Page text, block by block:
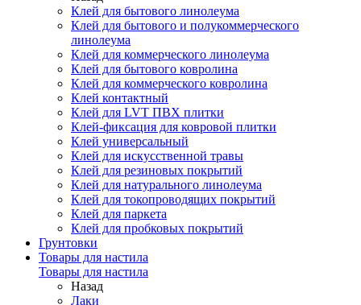
Клей для бытового линолеума
Клей для бытового и полукоммерческого
линолеума
Клей для коммерческого линолеума
Клей для бытового ковролина
Клей для коммерческого ковролина
Клей контактный
Клей для LVT ПВХ плитки
Клей-фиксация для ковровой плитки
Клей универсальный
Клей для искусственной травы
Клей для резиновых покрытий
Клей для натурального линолеума
Клей для токопроводящих покрытий
Клей для паркета
Клей для пробковых покрытий
Грунтовки
Товары для настила
Товары для настила
Назад
Лаки